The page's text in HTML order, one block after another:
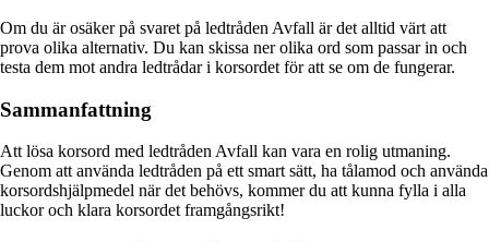
Om du är osäker på svaret på ledtråden Avfall är det alltid värt att
prova olika alternativ. Du kan skissa ner olika ord som passar in och
testa dem mot andra ledtrådar i korsordet för att se om de fungerar.
Sammanfattning
Att lösa korsord med ledtråden Avfall kan vara en rolig utmaning.
Genom att använda ledtråden på ett smart sätt, ha tålamod och använda
korsordshjälpmedel när det behövs, kommer du att kunna fylla i alla
luckor och klara korsordet framgångsrikt!